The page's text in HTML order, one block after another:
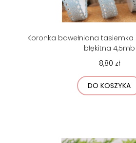
Koronka bawełniana
błękitna 4,5mb
8,80 zł
DO KOSZYKA